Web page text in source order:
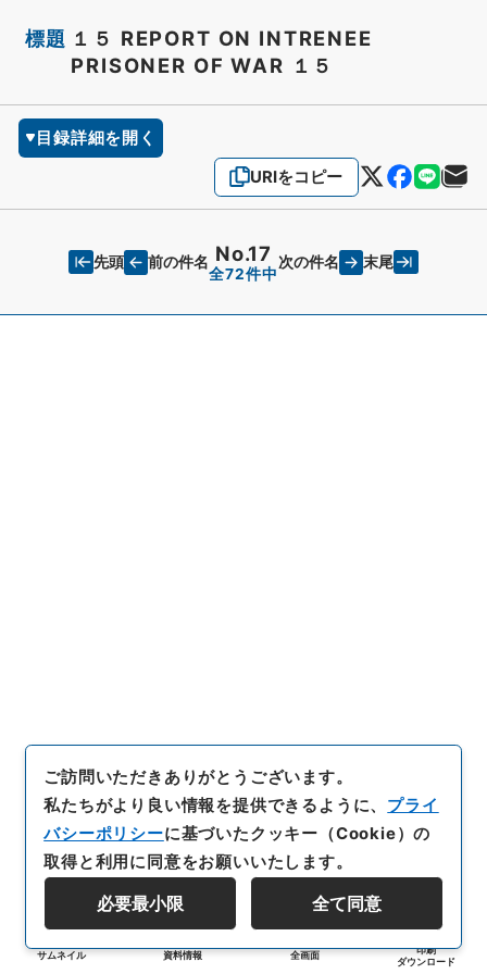
標題 １５ REPORT ON INTRENEE
PRISONER OF WAR １５
目録詳細を開く
URIをコピー
先頭 前の件名 No.17
全72件中
次の件名 末尾
サムネイル 資料情報 全画面
印刷
ダウンロード
ご訪問いただきありがとうございます。
私たちがより良い情報を提供できるように、 プライ
バシーポリシーに基づいたクッキー（Cookie）の
取得と利用に同意をお願いいたします。
必要最小限 全て同意